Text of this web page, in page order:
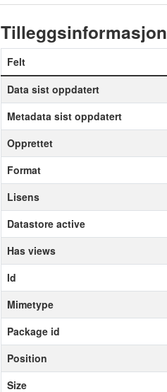
Tilleggsinformasjon
Felt
Data sist oppdatert
Metadata sist oppdatert
Opprettet
Format
Lisens
Datastore active
Has views
Id
Mimetype
Package id
Position
Size